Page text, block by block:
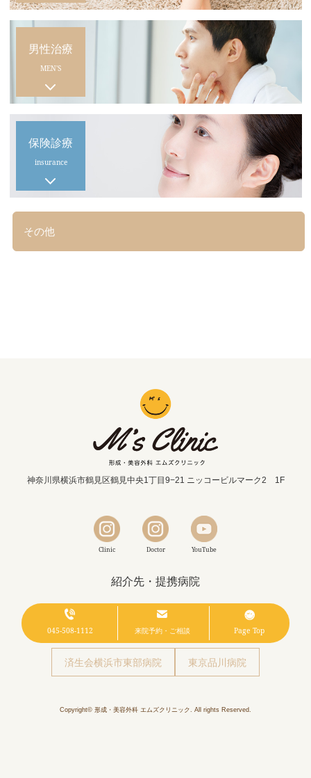
男性治療
MEN'S
保険診療
insurance
その他
045-508-1112 来院予約・ご相談 Page Top
神奈川県横浜市鶴見区鶴見中央1丁目9−21 ニッコービルマーク2 1F
Clinic Doctor YouTube
紹介先・提携病院
亀田総合病院 日本医科大学 武蔵小杉病院
済生会横浜市東部病院 東京品川病院
Copyright© 形成・美容外科 エムズクリニック. All rights Reserved.